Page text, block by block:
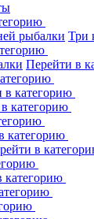
рыбалки Три
Перейти в
в категорию
категорию
категорию
в
категорию